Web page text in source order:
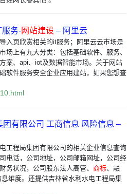
服务-网站建设 – 阿里云
入页欣赏相关的it服务；阿里云云市场是
场上有九大分类：包括基础软件、服务、
案、api、iot及数据智能市场。关于网站
软件服务安全企业应用建站，如果您想查
有限公司 工商信息 风险信息 –
工程局集团有限公司的相关企业信息查询
电话，公司地址，公司邮箱网址，公司经
务状况，公司股东法人高管、 商标、融
维度。还提供吉林省水利水电工程局集